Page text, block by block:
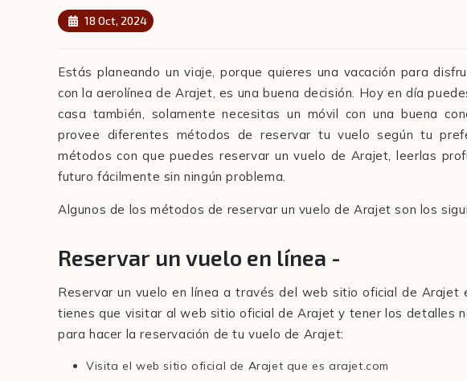
18 Oct, 2024
Estás planeando un viaje, porque quieres una vacación para
con la aerolínea de Arajet, es una buena decisión. Hoy en día
casa también, solamente necesitas un móvil con una buena
provee diferentes métodos de reservar tu vuelo según tu
métodos con que puedes reservar un vuelo de Arajet, leerlas
futuro fácilmente sin ningún problema.
Algunos de los métodos de reservar un vuelo de Arajet son los
Reservar un vuelo en línea -
Reservar un vuelo en línea a través del web sitio oficial de Arajet
tienes que visitar al web sitio oficial de Arajet y tener los detalles
para hacer la reservación de tu vuelo de Arajet:
Visita el web sitio oficial de Arajet que es arajet.com